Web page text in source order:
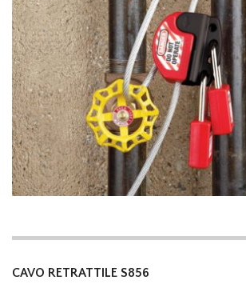
CAVO RETRATTILE S856